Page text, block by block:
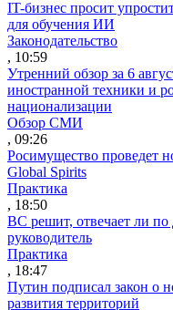
IT-бизнес просит
для обучения ИИ
Законодательство
, 10:59
Утренний обзор за 6
иностранной техники и
национализации
Обзор СМИ
, 09:26
Росимущество проведет
Global Spirits
Практика
, 18:50
ВС решит, отвечает ли
руководитель
Практика
, 18:47
Путин подписал закон о
развития территорий